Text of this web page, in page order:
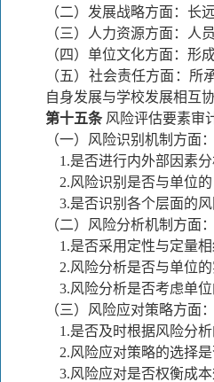
（二）发展战略方面：长
（三）人力资源方面：人
（四）单位文化方面：形
（五）社会责任方面：
自身发展与学校发展相互
第十五条 风险评估要素审
（一）风险识别机制方面：
1.是否进行内外部因素
2.风险识别是否与单位
3.是否识别各个层面的
（二）风险分析机制方面：
1.是否采用定性与定量
2.风险分析是否与单位
3.风险分析是否考虑单
（三）风险应对策略方面：
1.是否及时根据风险分
2.风险应对策略的选择
3.风险应对是否权衡成